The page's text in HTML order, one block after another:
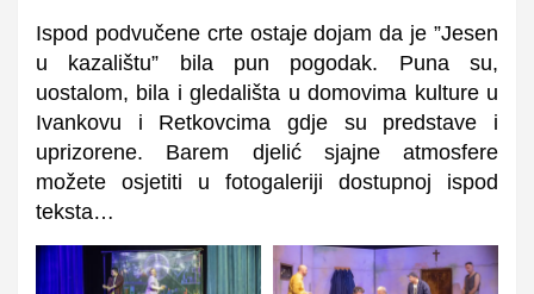
Ispod podvučene crte ostaje dojam da je ”Jesen
u kazalištu”
bila pun pogodak.
Puna su,
uostalom, bila i gledališta udomovima kulture u
Ivankovu i Retkovcima gdje su predstave i
uprizorene. Barem djelić sjajne atmosfere
možete osjetiti u fotogaleriji dostupnoj ispod
teksta…